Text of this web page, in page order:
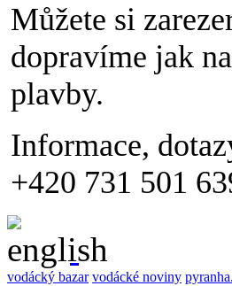
Můžete si
dopravíme jak
plavby.
Informace,
+420 731 501
vodácký bazar vodácké noviny